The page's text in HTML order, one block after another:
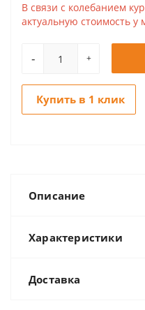
В связи с колебанием
актуальную стоимость у
+
-
Купить в 1 клик
Описание
Характеристики
Доставка